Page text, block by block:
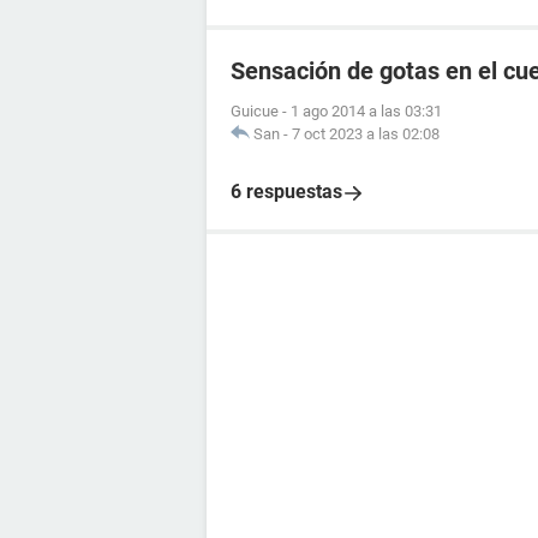
Sensación de gotas en el
Guicue - 1 ago 2014 a las 03:31
San - 7 oct 2023 a las 02:08
6 respuestas